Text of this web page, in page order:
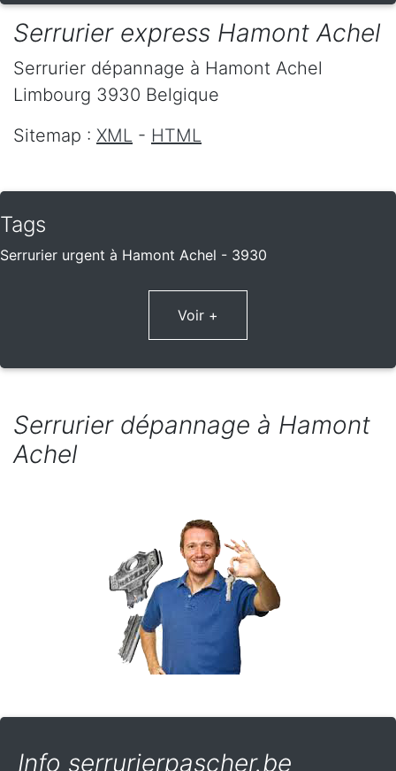
Serrurier express Hamont Achel
Serrurier dépannage à Hamont Achel
Limbourg 3930 Belgique
Sitemap : XML - HTML
Tags
Serrurier urgent à Hamont Achel - 3930
Voir +
Serrurier dépannage à Hamont
Achel
Info serrurierpascher.be